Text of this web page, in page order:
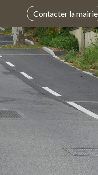
Contacter la mairie